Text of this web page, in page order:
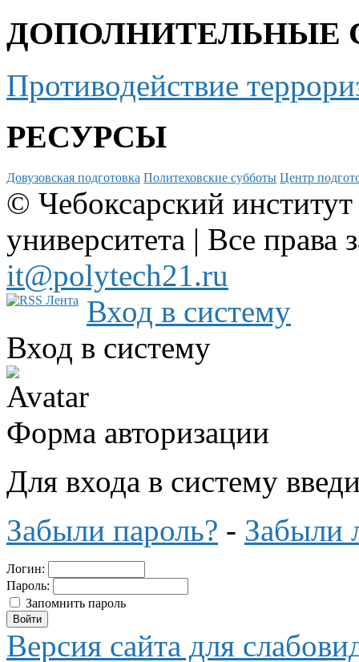
ДОПОЛНИТЕЛЬНЫЕ
Противодействие
РЕСУРСЫ
Довузовская подготовка Политеховские субботы Центр
© Чебоксарский
университета | Все
it@polytech21.ru
Вход в систему
Вход в систему
Форма авторизации
Для входа в систему
Забыли пароль? - Забыли
Логин:
Пароль:
Запомнить пароль
Версия сайта для